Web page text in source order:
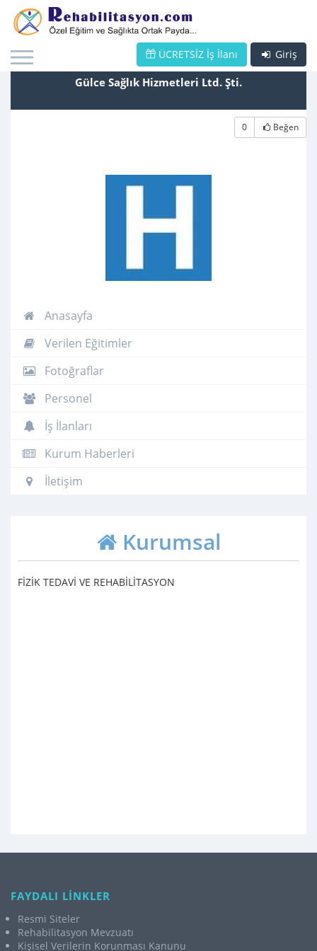
Giriş
ÜCRETSİZ İş İlanı
Gülce Sağlık Hizmetleri Ltd. Şti.
0 Beğen
Anasayfa
Verilen Eğitimler
Fotoğraflar
Personel
İş İlanları
Kurum Haberleri
İletişim
Kurumsal
FİZİK TEDAVİ VE REHABİLİTASYON
FAYDALI LİNKLER
Resmi Siteler
Rehabilitasyon Mevzuatı
Kişisel Verilerin Korunması Kanunu